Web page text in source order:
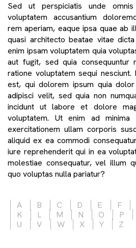
Sed ut perspiciatis unde
voluptatem accusantium
rem aperiam, eaque ipsa quae ab
quasi architecto beatae vitae
enim ipsam voluptatem quia
aut fugit, sed quia consequuntur
ratione voluptatem sequi nesciunt.
est, qui dolorem ipsum quia
adipisci velit, sed quia non
incidunt ut labore et dolore
voluptatem. Ut enim ad minima
exercitationem ullam corporis
aliquid ex ea commodi
iure reprehenderit qui in ea
molestiae consequatur, vel illum
quo voluptas nulla pariatur?
A B C D E F
K
L M N O P
U
V W X Y Z